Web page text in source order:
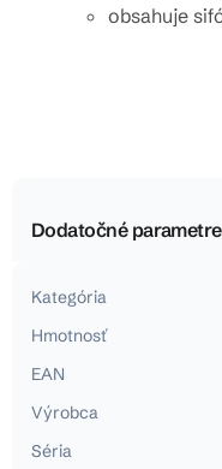
obsahuje
Dodatočné parametre
Kategória
Hmotnosť
EAN
Výrobca
Séria